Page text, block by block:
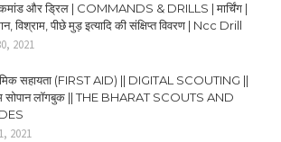
और ड्रिल | COMMANDS & DRILLS | मार्चिंग |
विश्राम, पीछे मुड़ इत्यादि की संक्षिप्त विवरण | Ncc Drill
2021
सहायता (FIRST AID) || DIGITAL SCOUTING ||
सोपान लॉगबुक || THE BHARAT SCOUTS AND
2021